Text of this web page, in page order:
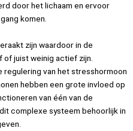
door het lichaam en ervoor
komen.
zijn waardoor in de
juist weinig actief zijn.
van het stresshormoon
hebben een grote invloed op
van één van de
complexe systeem behoorlijk in